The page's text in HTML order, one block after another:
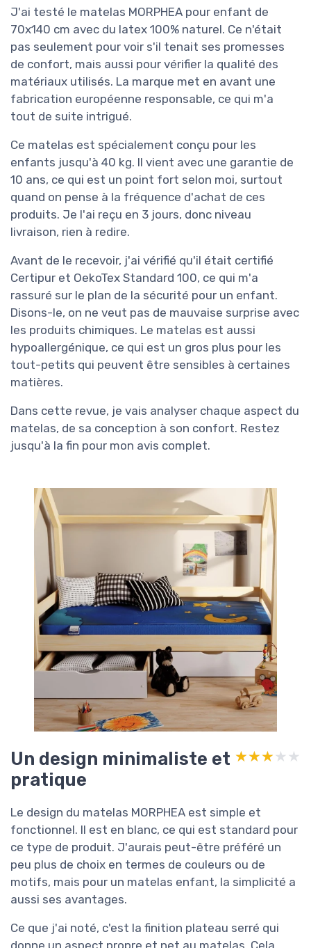
J'ai testé le matelas MORPHEA pour enfant de
70x140 cm avec du latex 100% naturel. Ce n'était
pas seulement pour voir s'il tenait ses promesses
de confort, mais aussi pour vérifier la qualité des
matériaux utilisés. La marque met en avant une
fabrication européenne responsable, ce qui m'a
tout de suite intrigué.
Ce matelas est spécialement conçu pour les
enfants jusqu'à 40 kg. Il vient avec une garantie de
10 ans, ce qui est un point fort selon moi, surtout
quand on pense à la fréquence d'achat de ces
produits. Je l'ai reçu en 3 jours, donc niveau
livraison, rien à redire.
Avant de le recevoir, j'ai vérifié qu'il était certifié
Certipur et OekoTex Standard 100, ce qui m'a
rassuré sur le plan de la sécurité pour un enfant.
Disons-le, on ne veut pas de mauvaise surprise avec
les produits chimiques. Le matelas est aussi
hypoallergénique, ce qui est un gros plus pour les
tout-petits qui peuvent être sensibles à certaines
matières.
Dans cette revue, je vais analyser chaque aspect du
matelas, de sa conception à son confort. Restez
jusqu'à la fin pour mon avis complet.
Un design minimaliste et
pratique
★★★★★
★★★★★
Le design du matelas MORPHEA est simple et
fonctionnel. Il est en blanc, ce qui est standard pour
ce type de produit. J'aurais peut-être préféré un
peu plus de choix en termes de couleurs ou de
motifs, mais pour un matelas enfant, la simplicité a
aussi ses avantages.
Ce que j'ai noté, c'est la finition plateau serré qui